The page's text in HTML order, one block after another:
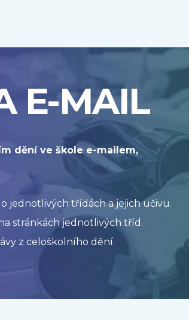
E-MAIL
dění ve škole e-mailem,
jednotlivých třídách a jejich učivu.
stránkách jednotlivých tříd.
z celoškolního dění.